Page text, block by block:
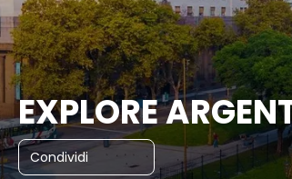
EXPLORE
Condividi